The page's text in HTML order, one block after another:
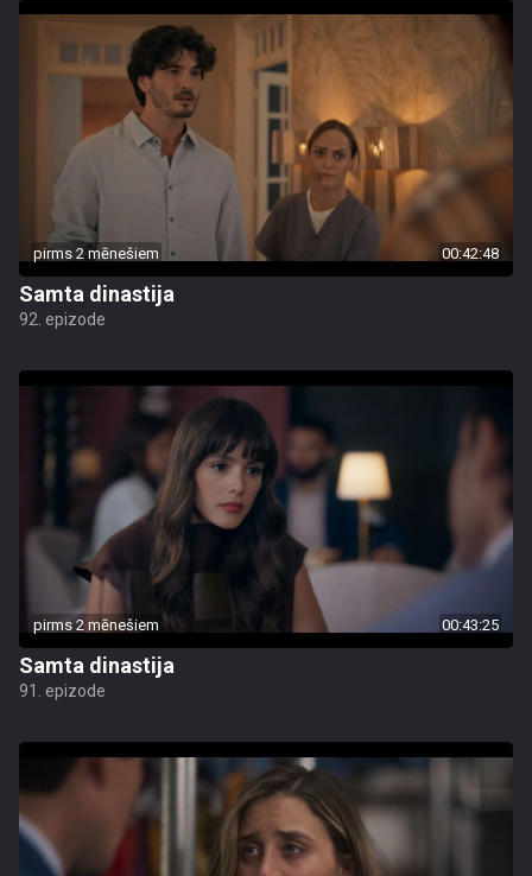
pirms 2 mēnešiem 00:42:48
Samta dinastija
92. epizode
pirms 2 mēnešiem 00:43:25
Samta dinastija
91. epizode